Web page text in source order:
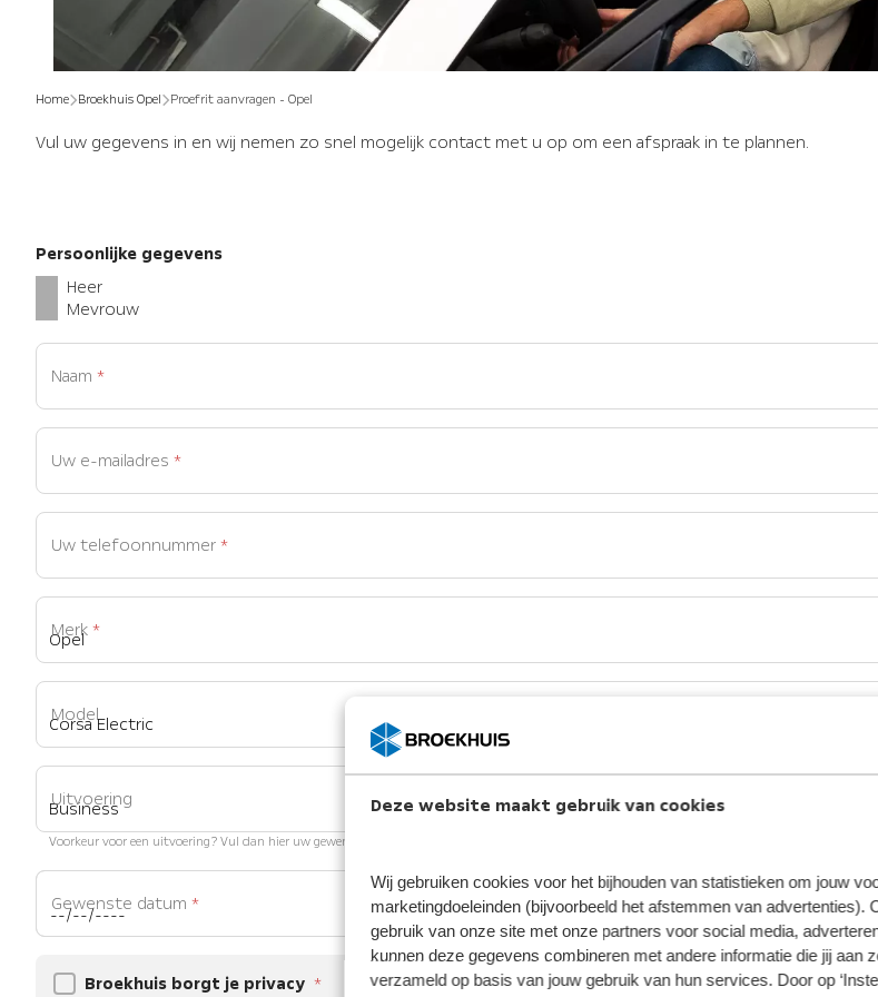
Deze website maakt gebruik van cookies
Wij gebruiken cookies voor het bijhouden van statistieken om jouw
marketingdoeleinden (bijvoorbeeld het afstemmen van advertenties).
gebruik van onze site met onze partners voor social media,
kunnen deze gegevens combineren met andere informatie die jij aan
verzameld op basis van jouw gebruik van hun services. Door op
Home Broekhuis Opel Proefrit aanvragen - Opel
Vul uw gegevens in en wij nemen zo snel mogelijk contact met u op om een afspraak in te plannen.
Persoonlijke gegevens
Heer
Mevrouw
Naam *
Uw e-mailadres *
Uw telefoonnummer *
Merk *
Model
Uitvoering
Voorkeur voor een uitvoering? Vul dan hier uw gewenste uitvoering in.
Gewenste datum *
Broekhuis borgt je privacy *